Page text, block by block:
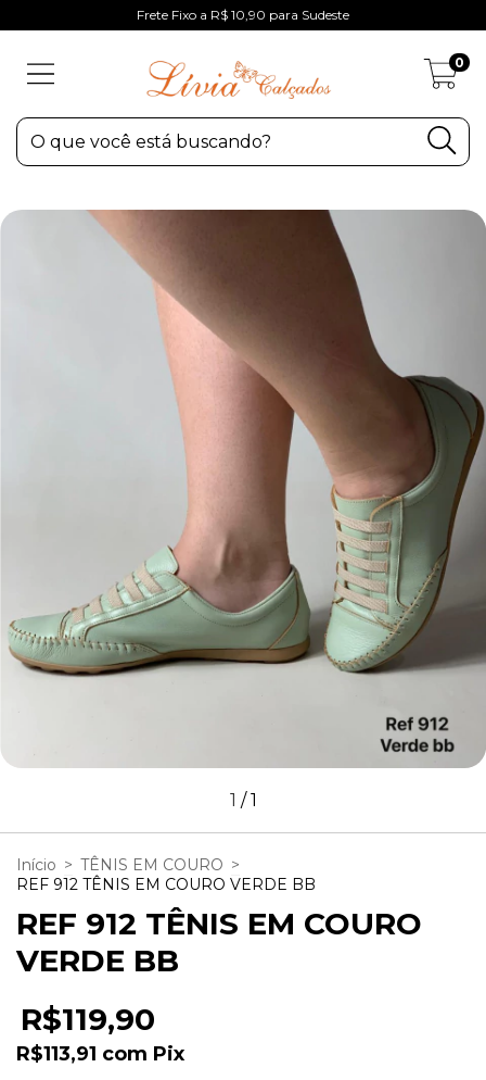
Frete Fixo a R$ 10,90 para Sudeste
0
1 /1
Início > TÊNIS EM COURO >
REF 912 TÊNIS EM COURO VERDE BB
REF 912 TÊNIS EM COURO
VERDE BB
R$119,90
R$113,91 com Pix